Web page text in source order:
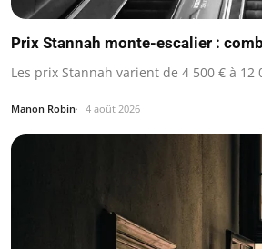
Prix Stannah monte-escalier :
Les prix Stannah varient de 4 500 € à
Manon Robin 4 août 2026